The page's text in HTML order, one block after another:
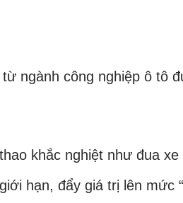
ngành công nghiệp ô tô
khắc nghiệt như đua xe
hạn, đẩy giá trị lên mức